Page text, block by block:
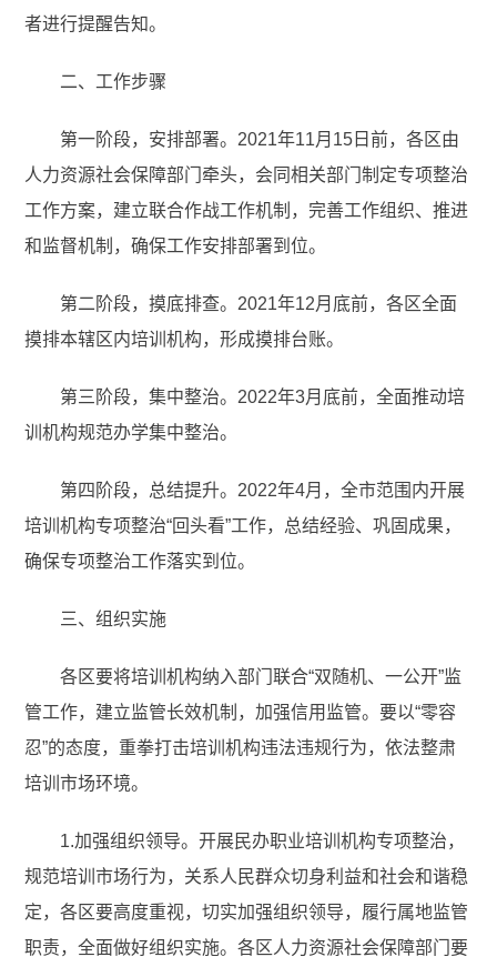
者进行提醒告知。
二、工作步骤
第一阶段，安排部署。2021年11月15日前，各区由
人力资源社会保障部门牵头，会同相关部门制定专项整治
工作方案，建立联合作战工作机制，完善工作组织、推进
和监督机制，确保工作安排部署到位。
第二阶段，摸底排查。2021年12月底前，各区全面
摸排本辖区内培训机构，形成摸排台账。
第三阶段，集中整治。2022年3月底前，全面推动培
训机构规范办学集中整治。
第四阶段，总结提升。2022年4月，全市范围内开展
培训机构专项整治“回头看”工作，总结经验、巩固成果，
确保专项整治工作落实到位。
三、组织实施
各区要将培训机构纳入部门联合“双随机、一公开”监
管工作，建立监管长效机制，加强信用监管。要以“零容
忍”的态度，重拳打击培训机构违法违规行为，依法整肃
培训市场环境。
1.加强组织领导。开展民办职业培训机构专项整治，
规范培训市场行为，关系人民群众切身利益和社会和谐稳
定，各区要高度重视，切实加强组织领导，履行属地监管
职责，全面做好组织实施。各区人力资源社会保障部门要